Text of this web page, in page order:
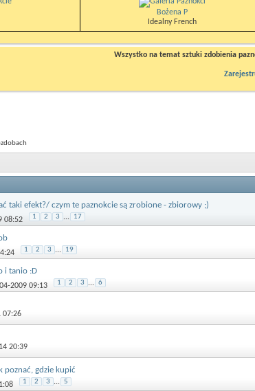
Bożena P
Idealny French
Wszystko na temat sztuki zdobienia
taki efekt?/ czym te paznokcie są zrobione - zbiorowy ;)
08:52 1 2 3 ... 17
1 2 3 ... 19
i tanio :D
2009 09:13 1 2 3 ... 6
07:26
20:39
poznać, gdzie kupić
1 2 3 ... 5